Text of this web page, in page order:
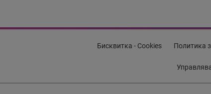
Бисквитка - Cookies Политика